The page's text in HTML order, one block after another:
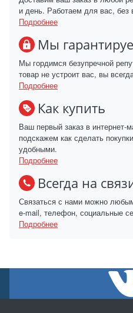
и день. Работаем для вас, без
Подробнее
Мы
Мы гордимся безупречной
товар не устроит вас, вы
Подробнее
Как купить
Ваш первый заказ в интернет-
подскажем как сделать
удобными.
Подробнее
Всегда на
Связаться с нами можно
e-mail, телефон, социальные
Подробнее